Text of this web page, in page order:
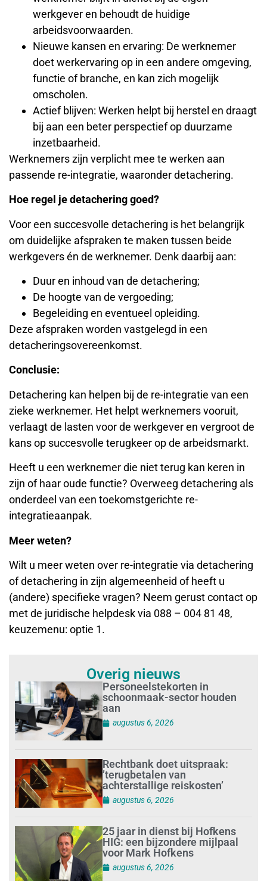
werkgever en behoudt de huidige
arbeidsvoorwaarden.
Nieuwe kansen en ervaring: De werknemer
doet werkervaring op in een andere omgeving,
functie of branche, en kan zich mogelijk
omscholen.
Actief blijven: Werken helpt bij herstel en draagt
bij aan een beter perspectief op duurzame
inzetbaarheid.
Werknemers zijn verplicht mee te werken aan
passende re-integratie, waaronder detachering.
Hoe regel je detachering goed?
Voor een succesvolle detachering is het belangrijk
om duidelijke afspraken te maken tussen beide
werkgevers én de werknemer. Denk daarbij aan:
Duur en inhoud van de detachering;
De hoogte van de vergoeding;
Begeleiding en eventueel opleiding.
Deze afspraken worden vastgelegd in een
detacheringsovereenkomst.
Conclusie:
Detachering kan helpen bij de re-integratie van een
zieke werknemer. Het helpt werknemers vooruit,
verlaagt de lasten voor de werkgever en vergroot de
kans op succesvolle terugkeer op de arbeidsmarkt.
Heeft u een werknemer die niet terug kan keren in
zijn of haar oude functie? Overweeg detachering als
onderdeel van een toekomstgerichte re-
integratieaanpak.
Meer weten?
Wilt u meer weten over re-integratie via detachering
of detachering in zijn algemeenheid of heeft u
(andere) specifieke vragen? Neem gerust contact op
met de juridische helpdesk via 088 – 004 81 48,
keuzemenu: optie 1.
Overig nieuws
Personeelstekorten in
schoonmaak-sector houden
aan
augustus 6, 2026
Rechtbank doet uitspraak:
’terugbetalen van
achterstallige reiskosten’
augustus 6, 2026
25 jaar in dienst bij Hofkens
HIG: een bijzondere mijlpaal
voor Mark Hofkens
augustus 6, 2026